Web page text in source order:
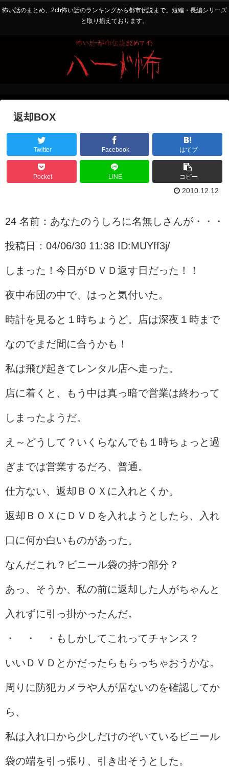
怖い話のまとめ、2ch怖い話のランキングから都市伝説まで。短編・長編シリーズ
と取り揃えております。
返却BOX
Twitter Facebook はてブ
Pocket LINE コピー
2010.12.12
24 名前：あなたのうしろに名無しさんが・・・
投稿日：04/06/30 11:38 ID:MUYff3j/
しまった！今日がＤＶＤ返す日だった！！
夜中布団の中で、はっと気付いた。
時計を見ると１時ちょうど。店は深夜１時まで
なのでまだ間に合うかも！
私は飛び起きてレンタル店へ走った。
店に着くと、もう中は真っ暗で営業は終わって
しまったようだ。
え～どうして？いくらなんでも１時ちょっと過
ぎまでは営業するだろ、普通。
仕方ない、返却ＢＯＸに入れとくか。
返却ＢＯＸにＤＶＤを入れようとしたら、入れ
口に何か白いものがあった。
なんだこれ？ビニール袋の持つ部分？
あっ、そうか、私の前に返却した人がちゃんと
入れずに引っ掛かったんだ。
・ ・ ・もしかしてこれってチャンス？
いいＤＶＤとかだったらもらっちゃおうかな。
周りに防犯カメラや人が居ないのを確認してか
ら、
私は入れ口から少しだけのぞいているビニール
袋の端を引っ張り、引き出そうとした。